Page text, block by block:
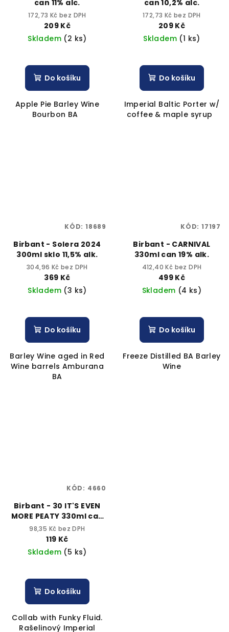
can 11% alc.
172,73 Kč bez DPH
209 Kč
Skladem (2 ks)
Do košíku
Apple Pie Barley Wine
Bourbon BA
can 10,2% alc.
172,73 Kč bez DPH
209 Kč
Skladem (1 ks)
Do košíku
Imperial Baltic Porter w/
coffee & maple syrup
Birbant - Solera 2024
300ml sklo 11,5% alk.
304,96 Kč bez DPH
369 Kč
Skladem (3 ks)
Do košíku
Barley Wine aged in Red
Wine barrels Amburana
BA
KÓD: 18689
Birbant - CARNIVAL
330ml can 19% alk.
412,40 Kč bez DPH
499 Kč
Skladem (4 ks)
Do košíku
Freeze Distilled BA Barley
Wine
KÓD: 17197
Birbant - 30 IT'S EVEN
MORE PEATY 330ml can
10,9% alk.
98,35 Kč bez DPH
119 Kč
Skladem (5 ks)
Do košíku
Collab with Funky Fluid.
Rašelinový Imperial
KÓD: 4660